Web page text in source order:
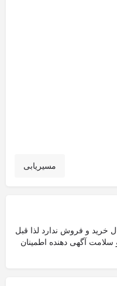
مسیریابی
خرید و فروش ندارد لذا قبل
آگهی دهنده اطمینان